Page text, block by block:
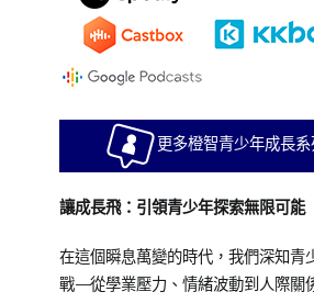
更多橙智青少年成長
讓成長飛：引領青少年探索無限可能
在這個瞬息萬變的時代，我們深知青
戰——從學業壓力、情緒波動到人際關